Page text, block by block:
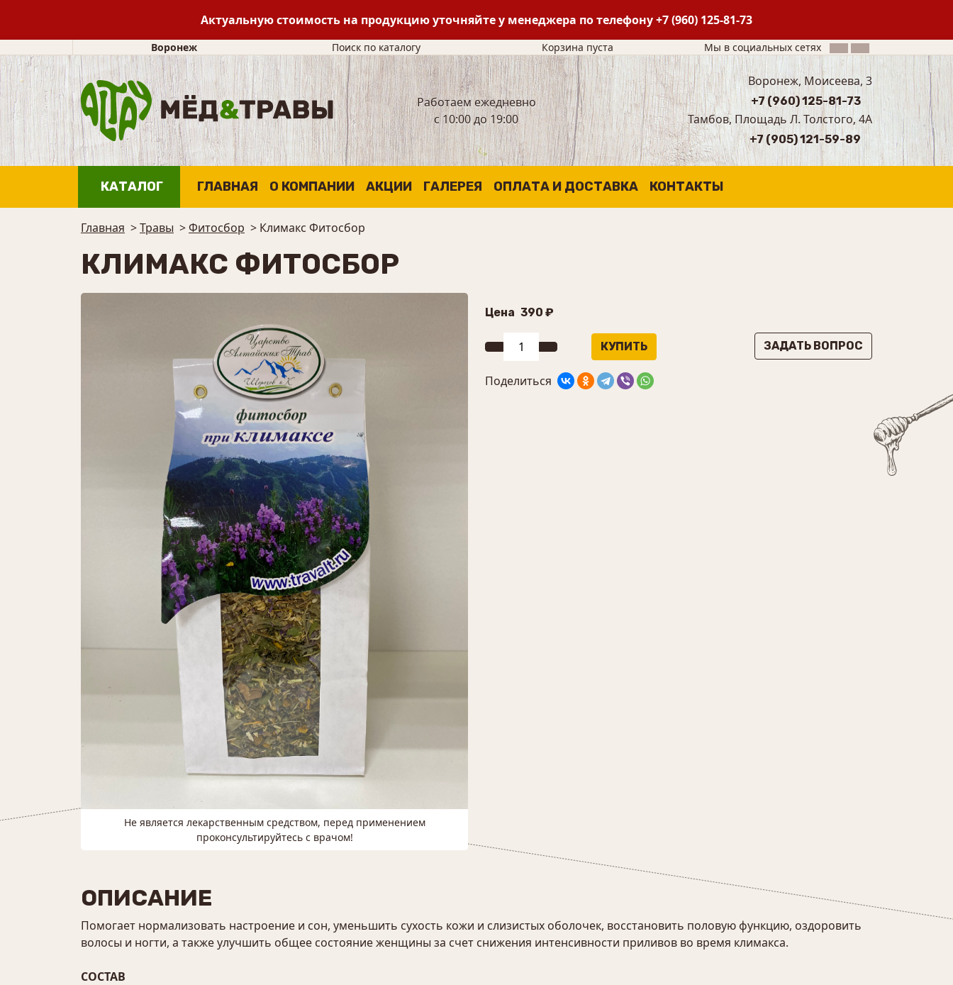
Актуальную стоимость на продукцию уточняйте у менеджера по телефону+7 (960) 125-81-73
Воронеж Поиск по каталогу Корзина пуста Мы в социальных сетях
Работаем ежедневно
с 10:00 до 19:00
Воронеж, Моисеева, 3
+7 (960) 125-81-73
Тамбов, Площадь Л. Толстого, 4А
+7 (905) 121-59-89
КАТАЛОГ ГЛАВНАЯ О КОМПАНИИ АКЦИИ ГАЛЕРЕЯ ОПЛАТА И ДОСТАВКА КОНТАКТЫ
Главная >Травы >⁠Фитосбор > Климакс Фитосбор
КЛИМАКС ФИТОСБОР
Не является лекарственным средством, перед применением
проконсультируйтесь с врачом!
Цена 390 ₽
ЗАДАТЬ ВОПРОС
Поделиться
ОПИСАНИЕ
Помогает нормализовать настроение и сон, уменьшить сухость кожи и слизистых оболочек, восстановить половую функцию, оздоровить
волосы и ногти, а также улучшить общее состояние женщины за счет снижения интенсивности приливов во время климакса.
СОСТАВ